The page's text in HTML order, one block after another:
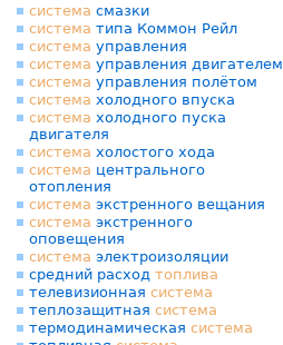
система смазки
система типа Коммон Рейл
система управления
система управления двигателем
система управления полётом
система холодного впуска
система холодного пуска
двигателя
система холостого хода
система центрального
отопления
система экстренного вещания
система экстренного
оповещения
система электроизоляции
средний расход топлива
телевизионная система
теплозащитная система
термодинамическая система